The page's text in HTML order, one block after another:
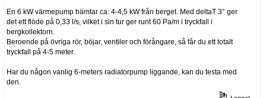
En 6 kW värmepump hämtar ca: 4-4,5 kW från berget. Med deltaT 3° ger
det ett flöde på 0,33 l/s, vilket i sin tur ger runt 60 Pa/m i tryckfall i
bergkollektorn.
Beroende på övriga rör, böjar, ventiler och förångare, så får du ett totalt
tryckfall på 4-5 meter.
Har du någon vanlig 6-meters radiatorpump liggande, kan du testa med
den.